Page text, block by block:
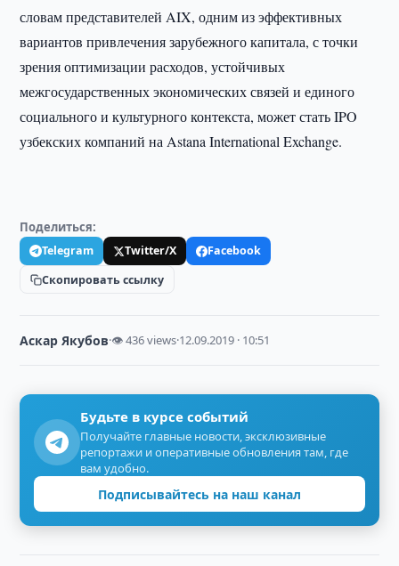
словам представителей AIX, одним из эффективных
вариантов привлечения зарубежного капитала, с точки
зрения оптимизации расходов, устойчивых
межгосударственных экономических связей и единого
социального и культурного контекста, может стать IPO
узбекских компаний на Astana International Exchange.
Поделиться:
Telegram Twitter/X
Facebook
Скопировать ссылку
Аскар Якубов·👁 436 views·12.09.2019 · 10:51
Будьте в курсе событий
Получайте главные новости, эксклюзивные
репортажи и оперативные обновления там, где
вам удобно.
Подписывайтесь на наш канал